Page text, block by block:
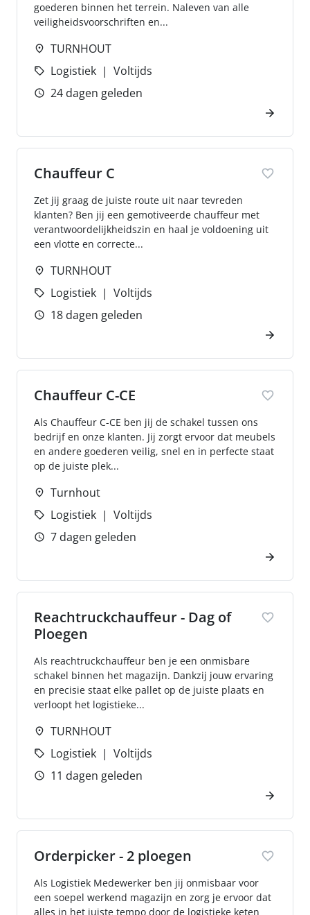
goederen binnen het terrein. Naleven van alle
veiligheidsvoorschriften en...
TURNHOUT
Logistiek
Voltijds
24 dagen geleden
Chauffeur C
Zet jij graag de juiste route uit naar tevreden
klanten? Ben jij een gemotiveerde chauffeur met
verantwoordelijkheidszin en haal je voldoening uit
een vlotte en correcte...
TURNHOUT
Logistiek
Voltijds
18 dagen geleden
Chauffeur C-CE
Als Chauffeur C-CE ben jij de schakel tussen ons
bedrijf en onze klanten. Jij zorgt ervoor dat meubels
en andere goederen veilig, snel en in perfecte staat
op de juiste plek...
Turnhout
Logistiek
Voltijds
7 dagen geleden
Reachtruckchauffeur - Dag of
Ploegen
Als reachtruckchauffeur ben je een onmisbare
schakel binnen het magazijn. Dankzij jouw ervaring
en precisie staat elke pallet op de juiste plaats en
verloopt het logistieke...
TURNHOUT
Logistiek
Voltijds
11 dagen geleden
Orderpicker - 2 ploegen
Als Logistiek Medewerker ben jij onmisbaar voor
een soepel werkend magazijn en zorg je ervoor dat
alles in het juiste tempo door de logistieke keten